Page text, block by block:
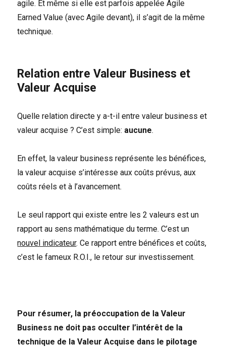
agile. Et même si elle est parfois appelée Agile
Earned Value (avec Agile devant), il s’agit de la même
technique.
Relation entre Valeur Business et
Valeur Acquise
Quelle relation directe y a-t-il entre valeur business et
valeur acquise ? C’est simple: aucune.
En effet, la valeur business représente les bénéfices,
la valeur acquise s’intéresse aux coûts prévus, aux
coûts réels et à l’avancement.
Le seul rapport qui existe entre les 2 valeurs est un
rapport au sens mathématique du terme. C’est un
nouvel indicateur. Ce rapport entre bénéfices et coûts,
c’est le fameux R.O.I., le retour sur investissement.
Pour résumer, la préoccupation de la Valeur
Business ne doit pas occulter l’intérêt de la
technique de la Valeur Acquise dans le pilotage